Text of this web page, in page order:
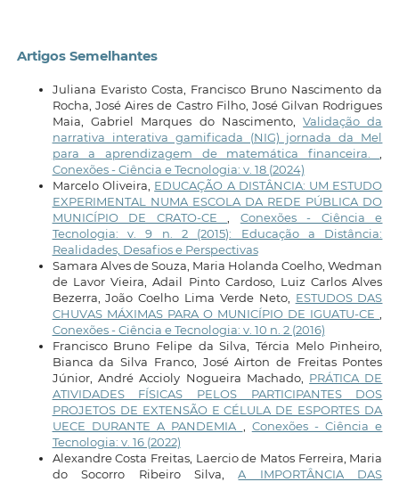
Artigos Semelhantes
Juliana Evaristo Costa, Francisco Bruno Nascimento da
Rocha, José Aires de Castro Filho, José Gilvan Rodrigues
Maia, Gabriel Marques do Nascimento,Validação da
narrativa interativa gamificada (NIG) jornada da Mel
para a aprendizagem de matemática financeira.
Conexões - Ciência e Tecnologia: v. 18 (2024)
Marcelo Oliveira, EDUCAÇÃO A DISTÂNCIA: UM ESTUDO
EXPERIMENTAL NUMA ESCOLA DA REDE PÚBLICA DO
MUNICÍPIO DE CRATO-CE
Conexões - Ciência e
Tecnologia: v. 9 n. 2 (2015): Educação a Distância:
Realidades, Desafios e Perspectivas
Samara Alves de Souza, Maria Holanda Coelho, Wedman
de Lavor Vieira, Adail Pinto Cardoso, Luiz Carlos Alves
Bezerra, João Coelho Lima Verde Neto, ESTUDOS DAS
CHUVAS MÁXIMAS PARA O MUNICÍPIO DE IGUATU-CE
Conexões - Ciência e Tecnologia: v. 10 n. 2 (2016)
Francisco Bruno Felipe da Silva, Tércia Melo Pinheiro,
Bianca da Silva Franco, José Airton de Freitas Pontes
Júnior, André Accioly Nogueira Machado, PRÁTICA DE
ATIVIDADES FÍSICAS PELOS PARTICIPANTES DOS
PROJETOS DE EXTENSÃO E CÉLULA DE ESPORTES DA
UECE DURANTE A PANDEMIA
Conexões - Ciência e
Tecnologia: v. 16 (2022)
Alexandre Costa Freitas, Laercio de Matos Ferreira, Maria
do Socorro Ribeiro Silva,A IMPORTÂNCIA DAS